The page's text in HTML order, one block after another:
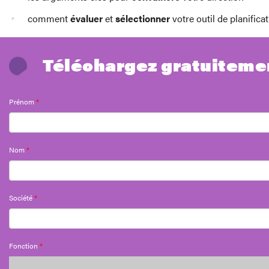
commentévalueretsélectionnervotre outil de
Téléchargez
Prénom*
Nom*
Société*
Fonction *